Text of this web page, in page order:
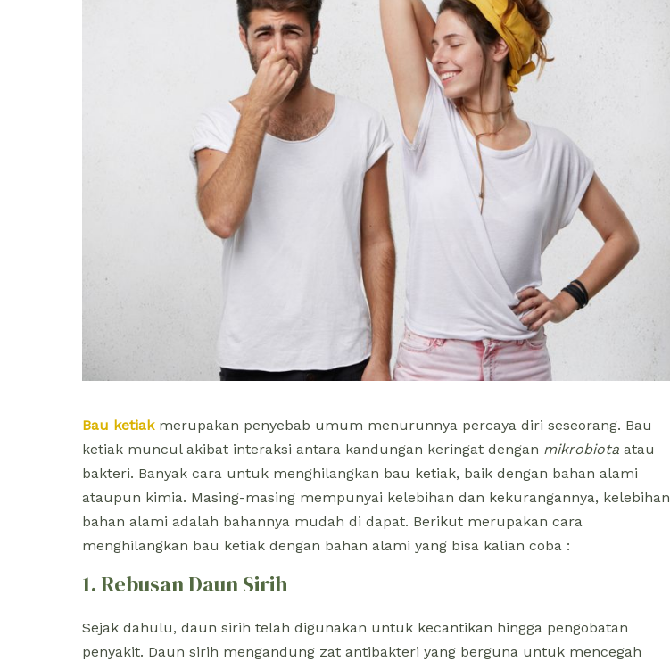
Bau ketiakmerupakan penyebab umum menurunnya percaya diri seseorang. Bau
ketiak muncul akibat interaksi antara kandungan keringat dengan mikrobiota atau
bakteri. Banyak cara untuk menghilangkan bau ketiak, baik dengan bahan alami
ataupun kimia. Masing-masing mempunyai kelebihan dan kekurangannya, kelebihan
bahan alami adalah bahannya mudah di dapat. Berikut merupakan cara
menghilangkan bau ketiak dengan bahan alami yang bisa kalian coba :
1. Rebusan Daun Sirih
Sejak dahulu, daun sirih telah digunakan untuk kecantikan hingga pengobatan
penyakit. Daun sirih mengandung zat antibakteri yang berguna untuk mencegah